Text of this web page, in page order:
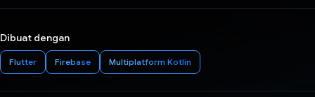
Dibuat dengan
Flutter Firebase Multiplatform Kotlin